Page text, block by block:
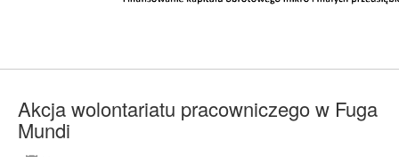
Akcja wolontariatu pracowniczego w Fuga
Mundi